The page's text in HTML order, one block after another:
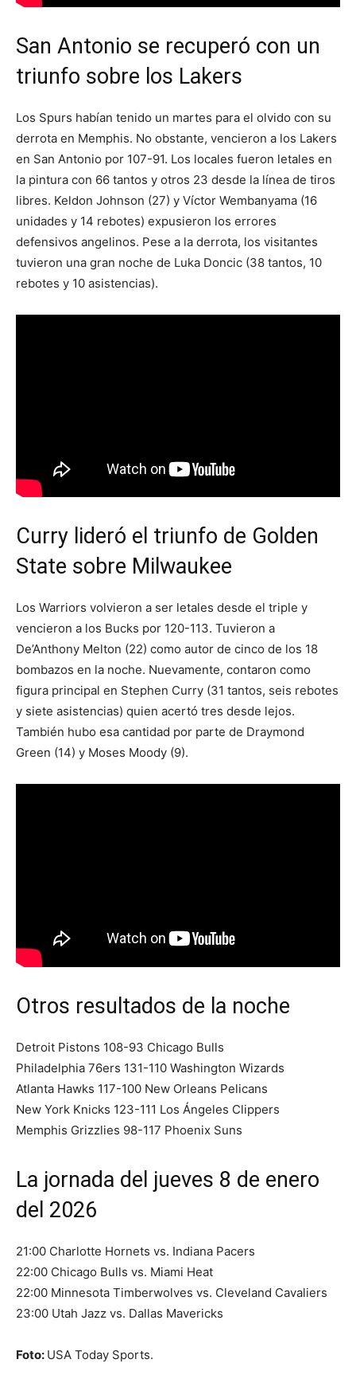
San Antonio se recuperó con un
triunfo sobre los Lakers
Los Spurs habían tenido un martes para el olvido con su
derrota en Memphis. No obstante, vencieron a los Lakers
en San Antonio por 107-91. Los locales fueron letales en
la pintura con 66 tantos y otros 23 desde la línea de tiros
libres. Keldon Johnson (27) y Víctor Wembanyama (16
unidades y 14 rebotes) expusieron los errores
defensivos angelinos. Pese a la derrota, los visitantes
tuvieron una gran noche de Luka Doncic (38 tantos, 10
rebotes y 10 asistencias).
Curry lideró el triunfo de Golden
State sobre Milwaukee
Los Warriors volvieron a ser letales desde el triple y
vencieron a los Bucks por 120-113. Tuvieron a
De’Anthony Melton (22) como autor de cinco de los 18
bombazos en la noche. Nuevamente, contaron como
figura principal en Stephen Curry (31 tantos, seis rebotes
y siete asistencias) quien acertó tres desde lejos.
También hubo esa cantidad por parte de Draymond
Green (14) y Moses Moody (9).
Otros resultados de la noche
Detroit Pistons 108-93 Chicago Bulls
Philadelphia 76ers 131-110 Washington Wizards
Atlanta Hawks 117-100 New Orleans Pelicans
New York Knicks 123-111 Los Ángeles Clippers
Memphis Grizzlies 98-117 Phoenix Suns
La jornada del jueves 8 de enero
del 2026
21:00 Charlotte Hornets vs. Indiana Pacers
22:00 Chicago Bulls vs. Miami Heat
22:00 Minnesota Timberwolves vs. Cleveland Cavaliers
23:00 Utah Jazz vs. Dallas Mavericks
Foto: USA Today Sports.